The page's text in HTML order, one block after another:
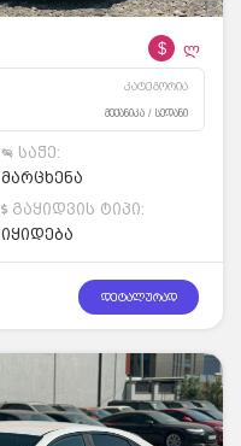
$ ლ
კატეგორია
მექანიკა / სედანი
საჭე:
მარცხენა
გაყიდვის ტიპი:
იყიდება
დეტალურად